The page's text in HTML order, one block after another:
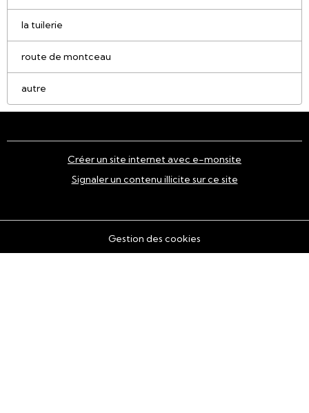
la tuilerie
route de montceau
autre
Créer un site internet avec e-monsite
Signaler un contenu illicite sur ce site
Gestion des cookies